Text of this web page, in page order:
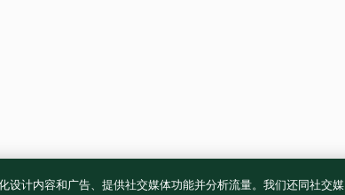
设计内容和广告、提供社交媒体功能并分析流量。我们还同社交媒